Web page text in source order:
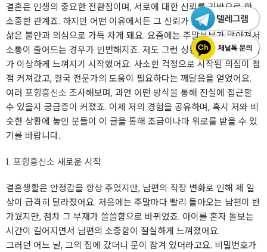
결혼은 인생의 중요한 전환점이며, 서로에 대한 신뢰를 기반으로 한
소중한 관계죠. 하지만 어떤 이유에서든 그 신뢰가 흔들리면 우리의
삶은 불안과 의심으로 가득 차게 돼요. 요즘에는 주말부부가 많아져서
소통이 줄어드는 경우가 빈번해지죠. 저도 그런 상황에서 남편의 변화
가 이상하게 느껴지기 시작했어요. 사소한 걱정으로 시작된 의심이 점
점 커져갔고, 결국 전문가의 도움이 필요하다는 깨달음을 얻었어요.
여러 포항흥신소 조사해보며, 과연 어떤 방식을 통해 진실에 접근할
수 있을지 궁금증이 커졌죠. 이제 저의 경험을 공유하며, 혹시 저와 비
슷한 상황에 놓인 분들이 이 글을 통해 조금이나마 위로를 받을 수 있
기를 바랍니다.
1. 포항흥신소 새로운 시작
결혼생활은 안정감을 항상 주었지만, 남편의 직장 변화로 인해 제 일
상이 급격히 달라졌어요. 처음에는 주말마다 빨리 돌아오는 남편이 반
가웠지만, 점차 그 부재가 쓸쓸함으로 바뀌었죠. 아이를 혼자 돌보는
시간이 길어지면서 남편의 소중함이 절실하게 느껴졌어요.
그러던 어느 날, 그의 집에 갔더니 문이 잠겨 있더라고요. 비밀번호가